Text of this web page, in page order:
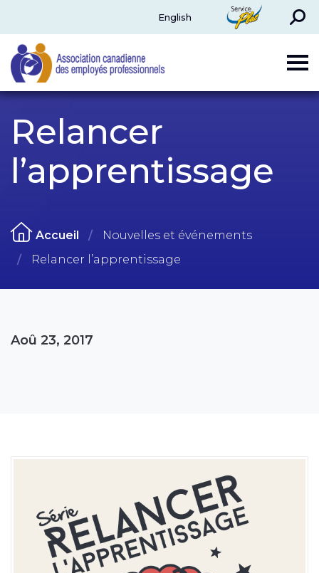
English
ServicePlus
Rechercher
CAPE
Relancer
l’apprentissage
Accueil
Nouvelles et événements
Relancer l’apprentissage
Aoû 23, 2017